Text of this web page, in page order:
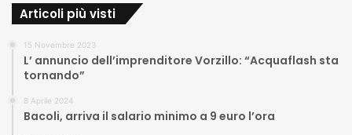
Articoli più visti
15 Novembre 2023
L’ annuncio dell’imprenditore Vorzillo: “Acquaflash sta
tornando”
8 Aprile 2024
Bacoli, arriva il salario minimo a 9 euro l’ora